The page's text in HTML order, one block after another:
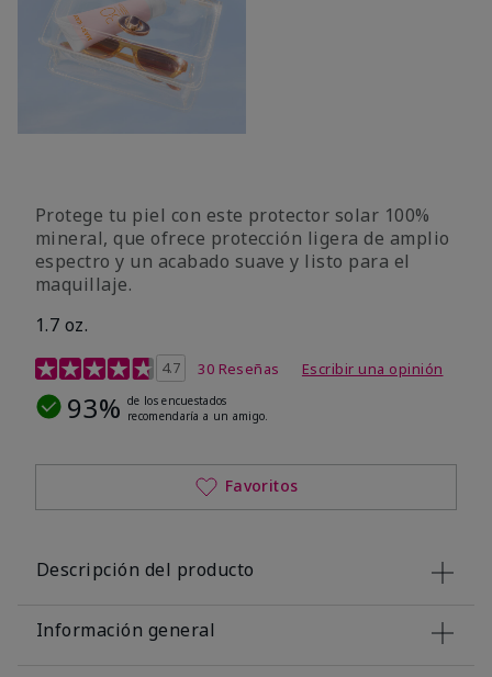
Protege tu piel con este protector solar 100%
mineral, que ofrece protección ligera de amplio
espectro y un acabado suave y listo para el
maquillaje.
1.7 oz.
Calificación de clientes de 5 de 5
4.7 30 Reseñas Escribir una opinión
93% de los encuestados
recomendaría a un amigo.
Favoritos
Descripción del producto
Información general